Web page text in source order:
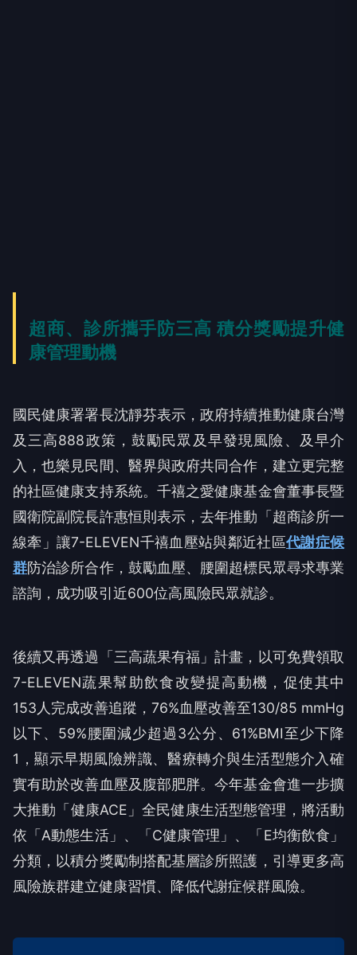
超商、診所攜手防三高 積分獎勵提升健
康管理動機
國民健康署署長沈靜芬表示，政府持續推動健康台灣
及三高888政策，鼓勵民眾及早發現風險、及早介
入，也樂見民間、醫界與政府共同合作，建立更完整
的社區健康支持系統。千禧之愛健康基金會董事長暨
國衛院副院長許惠恒則表示，去年推動「超商診所一
線牽」讓7-ELEVEN千禧血壓站與鄰近社區代謝症候
群防治診所合作，鼓勵血壓、腰圍超標民眾尋求專業
諮詢，成功吸引近600位高風險民眾就診。
後續又再透過「三高蔬果有福」計畫，以可免費領取
7-ELEVEN蔬果幫助飲食改變提高動機，促使其中
153人完成改善追蹤，76%血壓改善至130/85 mmHg
以下、59%腰圍減少超過3公分、61%BMI至少下降
1，顯示早期風險辨識、醫療轉介與生活型態介入確
實有助於改善血壓及腹部肥胖。今年基金會進一步擴
大推動「健康ACE」全民健康生活型態管理，將活動
依「A動態生活」、「C健康管理」、「E均衡飲食」
分類，以積分獎勵制搭配基層診所照護，引導更多高
風險族群建立健康習慣、降低代謝症候群風險。